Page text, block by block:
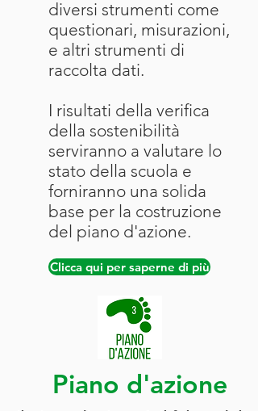
diversi strumenti come
questionari, misurazioni,
e altri strumenti di
raccolta dati.
I risultati della verifica
della sostenibilità
serviranno a valutare lo
stato della scuola e
forniranno una solida
base per la costruzione
del piano d'azione.
Clicca qui per saperne di più
Piano d'azione